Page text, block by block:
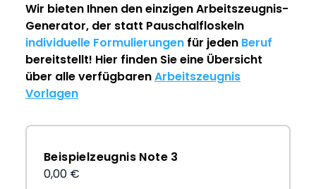
Wir bieten Ihnen den einzigenArbeitszeugnis-
Generator, der statt Pauschalfloskeln
individuelle Formulierungen für jeden Beruf
bereitstellt! Hier finden Sie eine Übersicht
über alle verfügbarenArbeitszeugnis
Vorlagen
Beispielzeugnis Note 3
0,00 €